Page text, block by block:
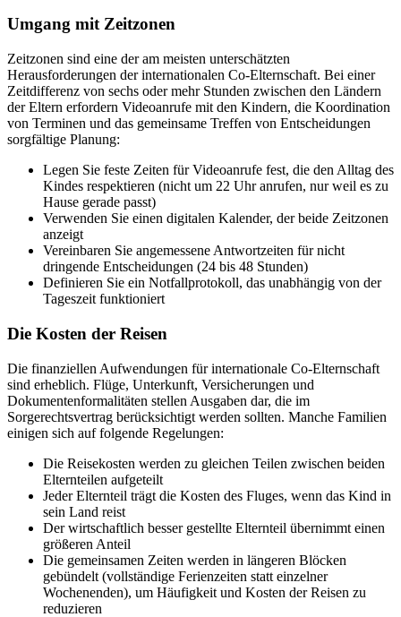
Umgang mit Zeitzonen
Zeitzonen sind eine der am meisten unterschätzten
Herausforderungen der internationalen Co-Elternschaft. Bei einer
Zeitdifferenz von sechs oder mehr Stunden zwischen den Ländern
der Eltern erfordern Videoanrufe mit den Kindern, die Koordination
von Terminen und das gemeinsame Treffen von Entscheidungen
sorgfältige Planung:
Legen Sie feste Zeiten für Videoanrufe fest, die den Alltag des
Kindes respektieren (nicht um 22 Uhr anrufen, nur weil es zu
Hause gerade passt)
Verwenden Sie einen digitalen Kalender, der beide Zeitzonen
anzeigt
Vereinbaren Sie angemessene Antwortzeiten für nicht
dringende Entscheidungen (24 bis 48 Stunden)
Definieren Sie ein Notfallprotokoll, das unabhängig von der
Tageszeit funktioniert
Die Kosten der Reisen
Die finanziellen Aufwendungen für internationale Co-Elternschaft
sind erheblich. Flüge, Unterkunft, Versicherungen und
Dokumentenformalitäten stellen Ausgaben dar, die im
Sorgerechtsvertrag berücksichtigt werden sollten. Manche Familien
einigen sich auf folgende Regelungen:
Die Reisekosten werden zu gleichen Teilen zwischen beiden
Elternteilen aufgeteilt
Jeder Elternteil trägt die Kosten des Fluges, wenn das Kind in
sein Land reist
Der wirtschaftlich besser gestellte Elternteil übernimmt einen
größeren Anteil
Die gemeinsamen Zeiten werden in längeren Blöcken
gebündelt (vollständige Ferienzeiten statt einzelner
Wochenenden), um Häufigkeit und Kosten der Reisen zu
reduzieren